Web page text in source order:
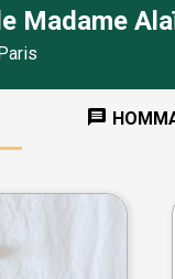
Madame